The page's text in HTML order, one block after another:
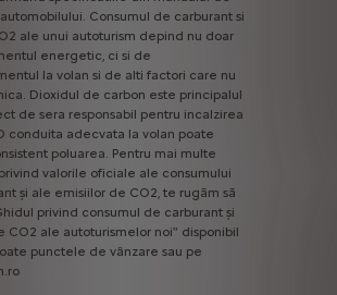
automobilului. Consumul de carburant si
ale unui autoturism depind nu doar
energetic, ci si de
la volan si de alti factori care nu
Dioxidul de carbon este principalul
de sera responsabil pentru incalzirea
conduita adecvata la volan poate
poluarea. Pentru mai multe
privind valorile oficiale ale consumului
și ale emisiilor de CO2, te rugăm să
privind consumul de carburant și
CO2 ale autoturismelor noi" disponibil
punctele de vânzare sau pe